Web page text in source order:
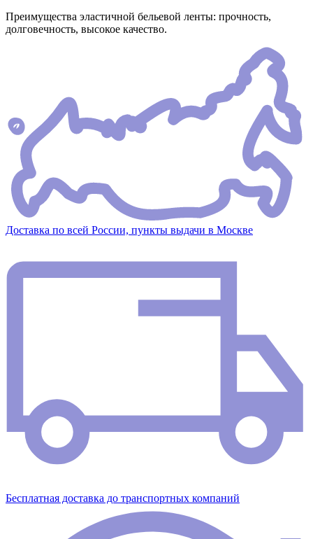
Преимущества эластичной бельевой ленты: прочность,
долговечность, высокое качество.
Доставка по всей России, пункты выдачи в Москве
Бесплатная доставка до транспортных компаний